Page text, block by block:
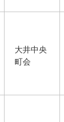
大井中央
町会